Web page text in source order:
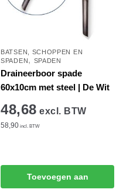
BATSEN, SCHOPPEN EN
SPADEN , SPADEN
Draineerboor spade
60x10cm met steel | De Wit
48,68 excl. BTW
58,90 incl. BTW
Toevoegen aan